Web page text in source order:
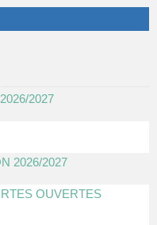
2027
2026/2027
OUVERTES